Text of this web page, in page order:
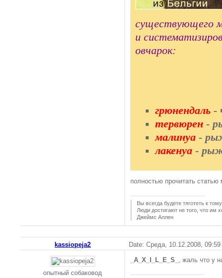
существующего
и
овчарок:
грюнендаль -
тервюрен -
малинуа -
лакенуа -
полностью прочитать
Вы всегда будете тяготеть к
Люди достигают не того, что им
Джеймс Аллен
kassiopeja2 Date: Среда, 10.12.2008,
опытный собаковод
_A_X_I_L_E_S_ , жаль что у